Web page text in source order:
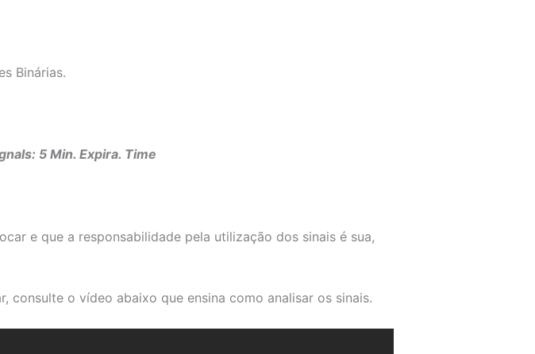
Binárias.
5 Min. Expira. Time
e que a responsabilidade pela utilização dos sinais é sua,
consulte o vídeo abaixo que ensina como analisar os sinais.